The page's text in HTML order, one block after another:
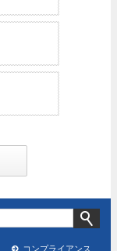
コンプライアンス